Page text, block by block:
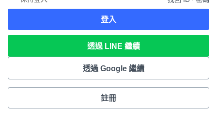
登入
透過 LINE 繼續
透過 Google 繼續
註冊